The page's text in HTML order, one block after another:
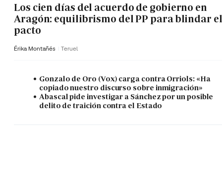
Los cien días del acuerdo de gobierno en
Aragón: equilibrismo del PP para blindar el
pacto
Érika Montañés Teruel
Gonzalo de Oro (Vox) carga contra Orriols: «Ha
copiado nuestro discurso sobre inmigración»
Abascal pide investigar a Sánchez por un posible
delito de traición contra el Estado